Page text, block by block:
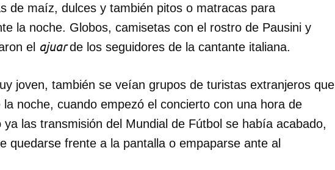
de maíz, dulces y también pitos o matracas para
la noche. Globos, camisetas con el rostro de Pausini y
el ajuarde los seguidores de la cantante italiana.
joven, también se veían grupos de turistas extranjeros que
noche, cuando empezó el concierto con una hora de
las transmisión del Mundial de Fútbol se había acabado,
quedarse frente a la pantalla o empaparse ante al